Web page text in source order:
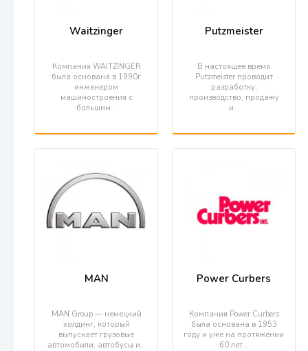
Waitzinger
Компания WAITZINGER
была основана в 1990г
инженером
машиностроения с
большим…
Putzmeister
В настоящее время
Putzmeister проводит
разработку,
производство, продажу
и…
MAN
MAN Group — немецкий
холдинг, который
выпускает грузовые
автомобили, автобусы и…
Power Curbers
Компания Power Curbers
была основана в 1953
году и уже на протяжении
60 лет…